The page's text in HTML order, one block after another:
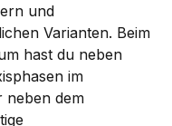
und
Varianten. Beim
hast du neben
im
neben dem